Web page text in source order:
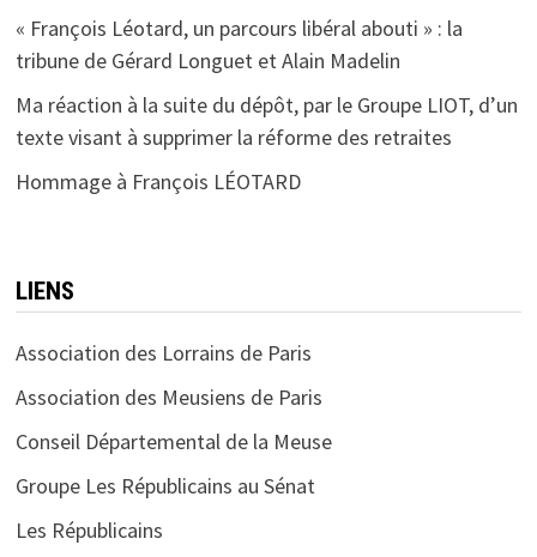
« François Léotard, un parcours libéral abouti » : la
tribune de Gérard Longuet et Alain Madelin
Ma réaction à la suite du dépôt, par le Groupe LIOT, d’un
texte visant à supprimer la réforme des retraites
Hommage à François LÉOTARD
LIENS
Association des Lorrains de Paris
Association des Meusiens de Paris
Conseil Départemental de la Meuse
Groupe Les Républicains au Sénat
Les Républicains